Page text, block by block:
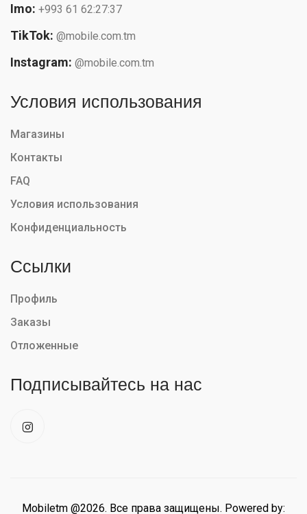
Imo: +993 61 62:27:37
TikTok: @mobile.com.tm
Instagram: @mobile.com.tm
Условия использования
Магазины
Контакты
FAQ
Условия использования
Конфиденциальность
Ссылки
Профиль
Заказы
Отложенные
Подписывайтесь на нас
Mobiletm @2026. Все права защищены. Powered by: